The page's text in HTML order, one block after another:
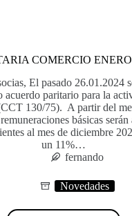
COMERCIO
El pasado 26.01.2024
acuerdo paritario para la
130/75). A partir del
básicas serán
al mes de diciembre
un 11%…
fernando
Novedades